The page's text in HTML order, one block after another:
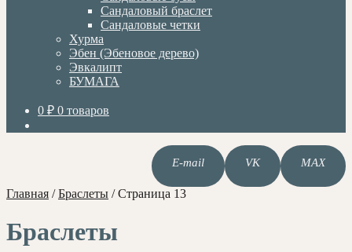
Сандаловый браслет
Сандаловые четки
Хурма
Эбен (Эбеновое дерево)
Эвкалипт
БУМАГА
0 ₽ 0 товаров
E-mail VK MAX
Главная /Браслеты /Страница 13
Браслеты